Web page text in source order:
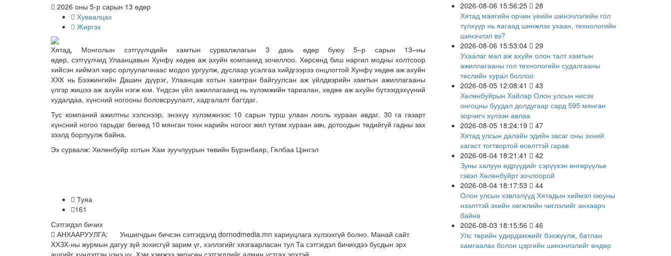
2026 оны 5-р сарын 13 өдөр
Хуваалцах
Жиргэх
Хятад, Монголын сэтгүүлчдийн хамтын сурвалжлагын 3 дахь өдөр буюу 5–р сарын 13–ны
өдөр, сэтгүүлчид Улаанцавын Хунфү хөдөө аж ахуйн компанид зочиллоо. Хөрсөнд биш наргил модны холтсоор
хийсэн хиймэл хөрс орлуулагчнаас модоо ургуулж, дуслаар усалгаа хийдгээрээ онцлогтой Хунфү хөдөө аж ахуйн
ХХК нь Бээжингийн Дашин дүүрэг, Улаанцав хотын хамтран байгуулсан аж үйлдвэрийн хамтын ажиллагааны
үлгэр жишээ аж ахуйн нэгж юм. Үндсэн үйл ажиллагаанд нь хүлэмжийн тариалан, хөдөө аж ахуйн бүтээгдэхүүний
худалдаа, хүнсний ногооны боловсруулалт, хадгалалт багтдаг.
Тус компаний ажилтны хэлснээр, энэхүү хүлэмжнээс 10 сарын турш улаан лооль хураан авдаг. 30 га газарт
хүнсний ногоо тарьдаг бөгөөд 10 мянган тонн нарийн ногоог жил тутам хураан авч, дотоодын төдийгүй гадны зах
зээлд борлуулж байна.
Эх сурвалж: Хөлөнбуйр хотын Хам зуучлуурын төвийн Бүрэнбаяр, Гялбаа Цэнгэл
Туяа
161
Сэтгэгдэл бичих
АНХААРУУЛГА: Уншигчдын бичсэн сэтгэгдэлд dornodmedia.mn хариуцлага хүлээхгүй болно. Манай сайт
ХХЗХ-ны журмын дагуу зүй зохисгүй зарим үг, хэллэгийг хязгаарласан тул Та сэтгэгдэл бичихдээ бусдын эрх
ашгийг хүндэтгэн үзнэ үү. Хэм хэмжээ зөрчсөн сэтгэгдлийг админ устгах эрхтэй.
2026-08-06 15:56:25
28
Хятад маягийн орчин үеийн шинэчлэлийн гол
түлхүүр нь яагаад шинжлэх ухаан, технологийн
шинэчлэл вэ?
2026-08-06 15:53:04
29
Ухаалаг мал аж ахуйн олон талт хамтын
ажиллагааны гол технологийн судалгааны
төслийн хурал боллоо
2026-08-05 12:08:41
43
Хөлөнбуйрын Хайлар Олон улсын нисэх
онгоцны буудал долдугаар сард 595 мянган
зорчигч хүлээн авлаа
2026-08-05 18:24:19
47
Хятад улсын далайн эдийн засаг оны эхний
хагаст тогтвортой өсөлттэй гарав
2026-08-04 18:21:41
42
Зуны халуун өдрүүдийг сэрүүхэн өнгөрүүлье
гэвэл Хөлөнбуйрт зочлоорой
2026-08-04 18:17:53
44
Олон улсын хэвлэлүүд Хятадын хиймэл оюуны
нээлттэй эхийн хөгжлийн чиглэлийг анхаарч
байна
2026-08-03 18:15:56
46
Улс төрийн удирдамжийг бэхжүүлж, батлан
хамгаалах болон цэргийн шинэчлэлийг өндөр